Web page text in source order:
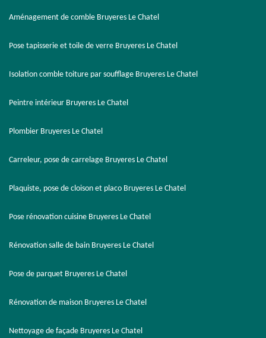
Aménagement de comble Bruyeres Le Chatel
Pose tapisserie et toile de verre Bruyeres Le Chatel
Isolation comble toiture par soufflage Bruyeres Le Chatel
Peintre intérieur Bruyeres Le Chatel
Plombier Bruyeres Le Chatel
Carreleur, pose de carrelage Bruyeres Le Chatel
Plaquiste, pose de cloison et placo Bruyeres Le Chatel
Pose rénovation cuisine Bruyeres Le Chatel
Rénovation salle de bain Bruyeres Le Chatel
Pose de parquet Bruyeres Le Chatel
Rénovation de maison Bruyeres Le Chatel
Nettoyage de façade Bruyeres Le Chatel